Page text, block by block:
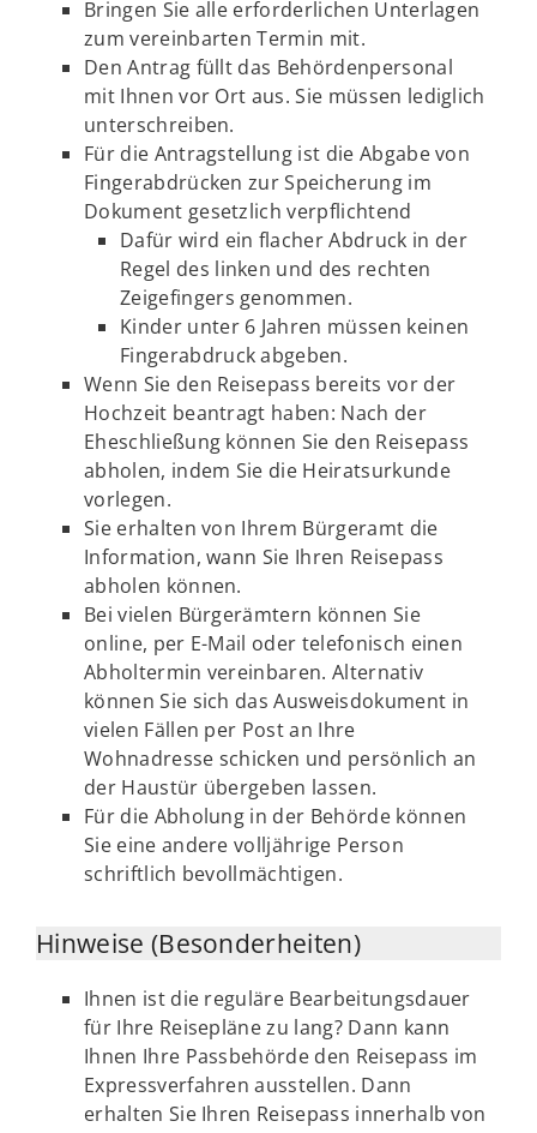
Bringen Sie alle erforderlichen Unterlagen
zum vereinbarten Termin mit.
Den Antrag füllt das Behördenpersonal
mit Ihnen vor Ort aus. Sie müssen lediglich
unterschreiben.
Für die Antragstellung ist die Abgabe von
Fingerabdrücken zur Speicherung im
Dokument gesetzlich verpflichtend
Dafür wird ein flacher Abdruck in der
Regel des linken und des rechten
Zeigefingers genommen.
Kinder unter 6 Jahren müssen keinen
Fingerabdruck abgeben.
Wenn Sie den Reisepass bereits vor der
Hochzeit beantragt haben: Nach der
Eheschließung können Sie den Reisepass
abholen, indem Sie die Heiratsurkunde
vorlegen.
Sie erhalten von Ihrem Bürgeramt die
Information, wann Sie Ihren Reisepass
abholen können.
Bei vielen Bürgerämtern können Sie
online, per E-Mail oder telefonisch einen
Abholtermin vereinbaren. Alternativ
können Sie sich das Ausweisdokument in
vielen Fällen per Post an Ihre
Wohnadresse schicken und persönlich an
der Haustür übergeben lassen.
Für die Abholung in der Behörde können
Sie eine andere volljährige Person
schriftlich bevollmächtigen.
Hinweise (Besonderheiten)
Ihnen ist die reguläre Bearbeitungsdauer
für Ihre Reisepläne zu lang? Dann kann
Ihnen Ihre Passbehörde den Reisepass im
Expressverfahren ausstellen. Dann
erhalten Sie Ihren Reisepass innerhalb von